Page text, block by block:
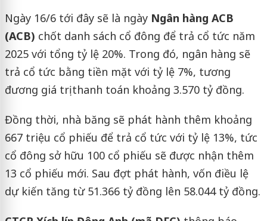
Ngày 16/6 tới đây sẽ là ngày Ngân hàng ACB
(ACB) chốt danh sách cổ đông để trả cổ tức năm
2025 với tổng tỷ lệ 20%. Trong đó, ngân hàng sẽ
trả cổ tức bằng tiền mặt với tỷ lệ 7%, tương
đương giá trị thanh toán khoảng 3.570 tỷ đồng.
Đồng thời, nhà băng sẽ phát hành thêm khoảng
667 triệu cổ phiếu để trả cổ tức với tỷ lệ 13%, tức
cổ đông sở hữu 100 cổ phiếu sẽ được nhận thêm
13 cổ phiếu mới. Sau đợt phát hành, vốn điều lệ
dự kiến tăng từ 51.366 tỷ đồng lên 58.044 tỷ đồng.